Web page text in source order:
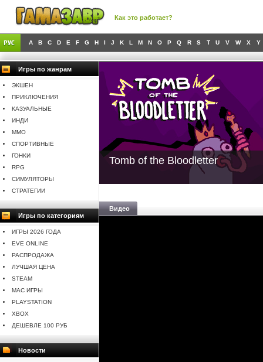
Как это работает?
A B C D E F G H I J K L M N O P Q R S T U V W X Y
Игры по жанрам
ЭКШЕН
ПРИКЛЮЧЕНИЯ
КАЗУАЛЬНЫЕ
ИНДИ
MMO
СПОРТИВНЫЕ
ГОНКИ
RPG
СИМУЛЯТОРЫ
СТРАТЕГИИ
Игры по категориям
ИГРЫ 2026 ГОДА
EVE ONLINE
РАСПРОДАЖА
ЛУЧШАЯ ЦЕНА
STEAM
MAC ИГРЫ
PLAYSTATION
XBOX
ДЕШЕВЛЕ 100 РУБ
Новости
Tomb of the Bloodletter
Видео